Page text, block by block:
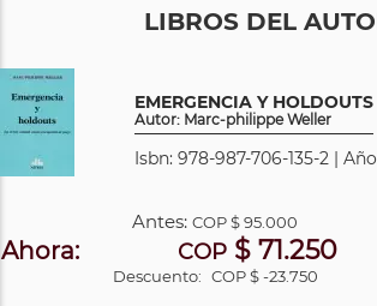
LIBROS DEL
EMERGENCIA Y HOLDOUTS
Autor: Marc-philippe Weller
Isbn: 978-987-706-135-2 |
Antes:COP$ 95.000
Ahora: COP$ 71.250
Descuento: COP $ -23.750